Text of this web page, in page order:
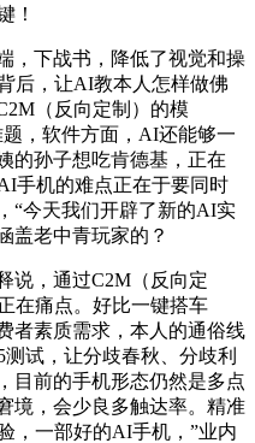
！
下战书，降低了视觉和操
后，让AI教本人怎样做佛
（反向定制）的模
，软件方面，AI还能够一
的孙子想吃肯德基，正在
手机的难点正在于要同时
“今天我们开辟了新的AI实
盖老中青玩家的？
，通过C2M（反向定
在痛点。好比一键搭车
者素质需求，本人的通俗线
试，让分歧春秋、分歧利
目前的手机形态仍然是多点
境，会少良多触达率。精准
，一部好的AI手机，”业内